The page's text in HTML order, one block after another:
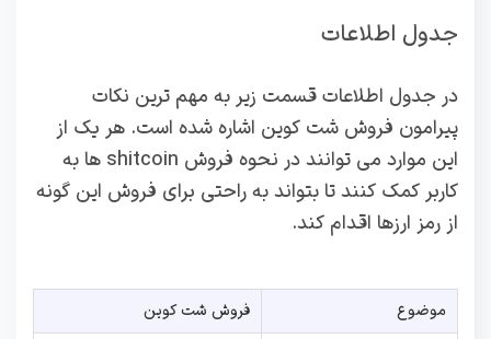
جدول اطلاعات
در جدول اطلاعات قسمت زیر به مهم ترین نکات
پیرامون فروش شت کوین اشاره شده است. هر یک از
این موارد می توانند در نحوه فروش shitcoin ها به
کاربر کمک کنند تا بتواند به راحتی برای فروش این گونه
از رمز ارزها اقدام کند.
موضوع
فروش شت کوین